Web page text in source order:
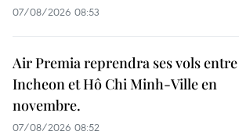
07/08/2026 08:53
Air Premia reprendra ses vols entre
Incheon et Hô Chi Minh-Ville en
novembre.
07/08/2026 08:52